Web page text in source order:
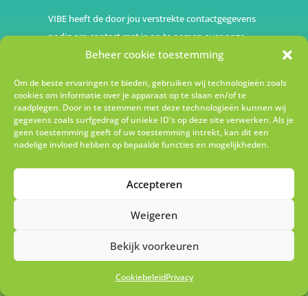
Beheer cookie toestemming
Om de beste ervaringen te bieden, gebruiken wij technologieën zoals
cookies om informatie over je apparaat op te slaan en/of te
raadplegen. Door in te stemmen met deze technologieën kunnen wij
gegevens zoals surfgedrag of unieke ID's op deze site verwerken. Als je
geen toestemming geeft of uw toestemming intrekt, kan dit een
nadelige invloed hebben op bepaalde functies en mogelijkheden.
Accepteren
Weigeren
Bekijk voorkeuren
CookiebeleidPrivacy
VIBE heeft de door jou verstrekte contactgegevens
nodig om contact met je op te nemen over onze
producten en diensten. Je kunt je op elk moment
privacybeleidvoor meer informatie over hoe je je
kan uitschrijven en hoe we ons inzetten om jouw
privacy te beschermen.
Ik schrijf me in!